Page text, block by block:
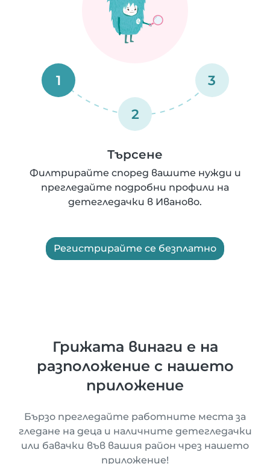
1
2
3
Търсене
Филтрирайте според вашите нужди и
прегледайте подробни профили на
детегледачки в Иваново.
Регистрирайте се безплатно
Грижата винаги е на
разположение с нашето
приложение
Бързо прегледайте работните места за
гледане на деца и наличните детегледачки
или бавачки във вашия район чрез нашето
приложение!